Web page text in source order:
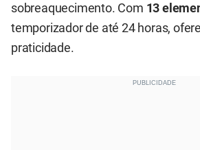
sobreaquecimento. Com 13
temporizador de até 24 horas,
praticidade.